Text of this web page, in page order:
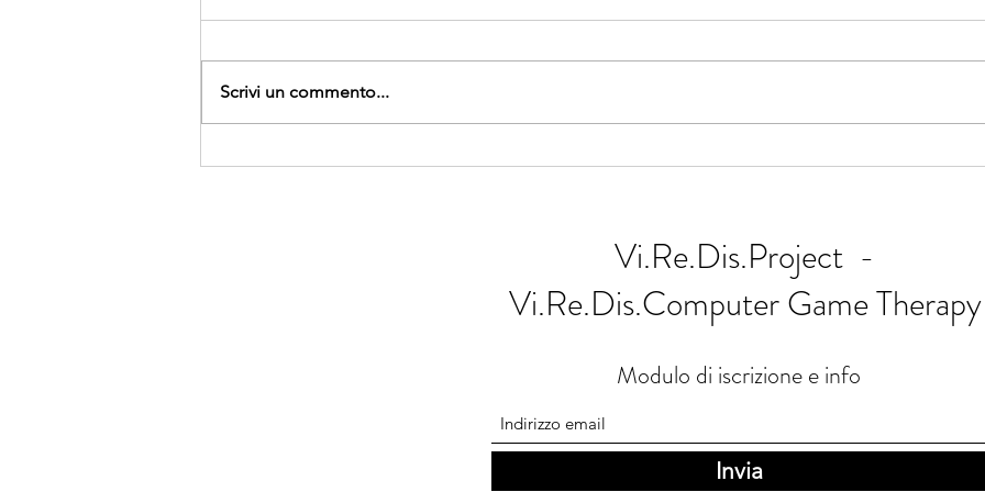
Sono ripartiti i Vi.Re.Dis.LAB
Le emozioni come strumento per
I
Scrivi un commento...
Vi.Re.Dis.Project -
Vi.Re.Dis.Computer Game Therapy
Modulo di iscrizione e info
Invia